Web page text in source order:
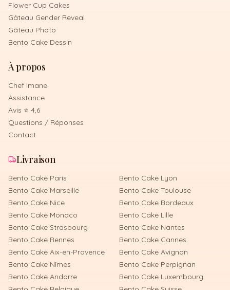
Flower Cup Cakes
Gâteau Gender Reveal
Gâteau Photo
Bento Cake Dessin
À propos
Chef Imane
Assistance
Avis ⭐ 4,6
Questions / Réponses
Contact
Livraison
Bento Cake Paris Bento Cake Lyon
Bento Cake Marseille Bento Cake Toulouse
Bento Cake Nice Bento Cake Bordeaux
Bento Cake Monaco Bento Cake Lille
Bento Cake Strasbourg Bento Cake Nantes
Bento Cake Rennes Bento Cake Cannes
Bento Cake Aix-en-Provence Bento Cake Avignon
Bento Cake Nîmes Bento Cake Perpignan
Bento Cake Andorre Bento Cake Luxembourg